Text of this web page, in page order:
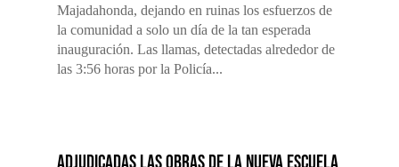
Majadahonda, dejando en ruinas los esfuerzos de
la comunidad a solo un día de la tan esperada
inauguración. Las llamas, detectadas alrededor de
las 3:56 horas por la Policía...